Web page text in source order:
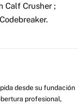
Calf Crusher ;
desde su fundación
profesional,